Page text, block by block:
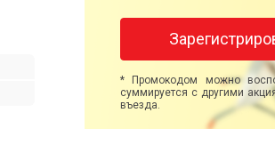
* Промокодом можно
суммируется с другими
въезда.